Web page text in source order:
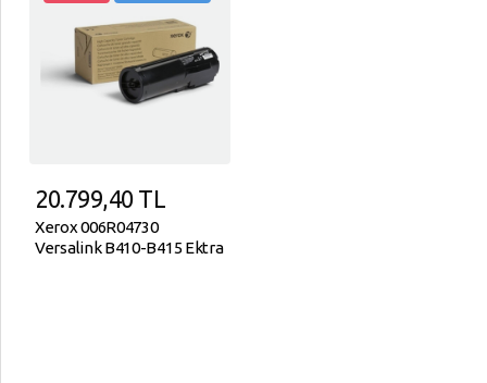
20.799,40TL
Xerox 006R04730
Versalink B410-B415 Ektra